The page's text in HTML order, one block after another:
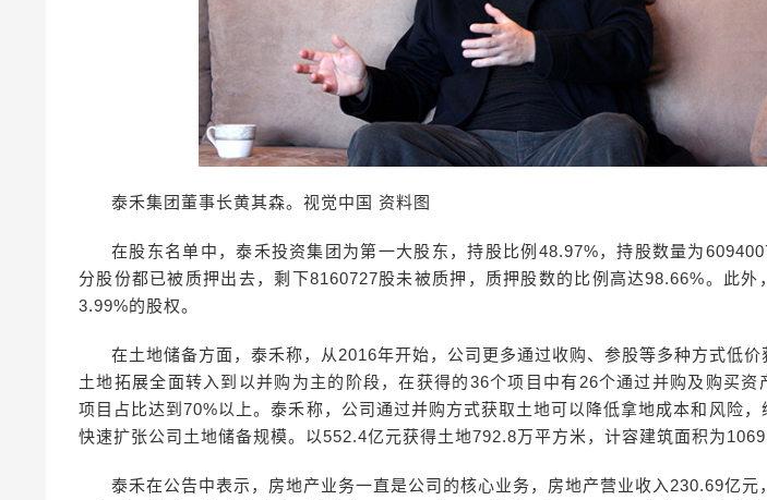
泰禾集团董事长黄其森。视觉中国 资料图
在股东名单中，泰禾投资集团为第一大股东，持股比例48.97%，持股数量为
分股份都已被质押出去，剩下8160727股未被质押，质押股数的比例高达98.66%。此外
3.99%的股权。
在土地储备方面，泰禾称，从2016年开始，公司更多通过收购、参股等多种方式低价
土地拓展全面转入到以并购为主的阶段，在获得的36个项目中有26个通过并购及购买资
项目占比达到70%以上。泰禾称，公司通过并购方式获取土地可以降低拿地成本和风险，
快速扩张公司土地储备规模。以552.4亿元获得土地792.8万平方米，计容建筑面积为
泰禾在公告中表示，房地产业务一直是公司的核心业务，房地产营业收入230.69亿元